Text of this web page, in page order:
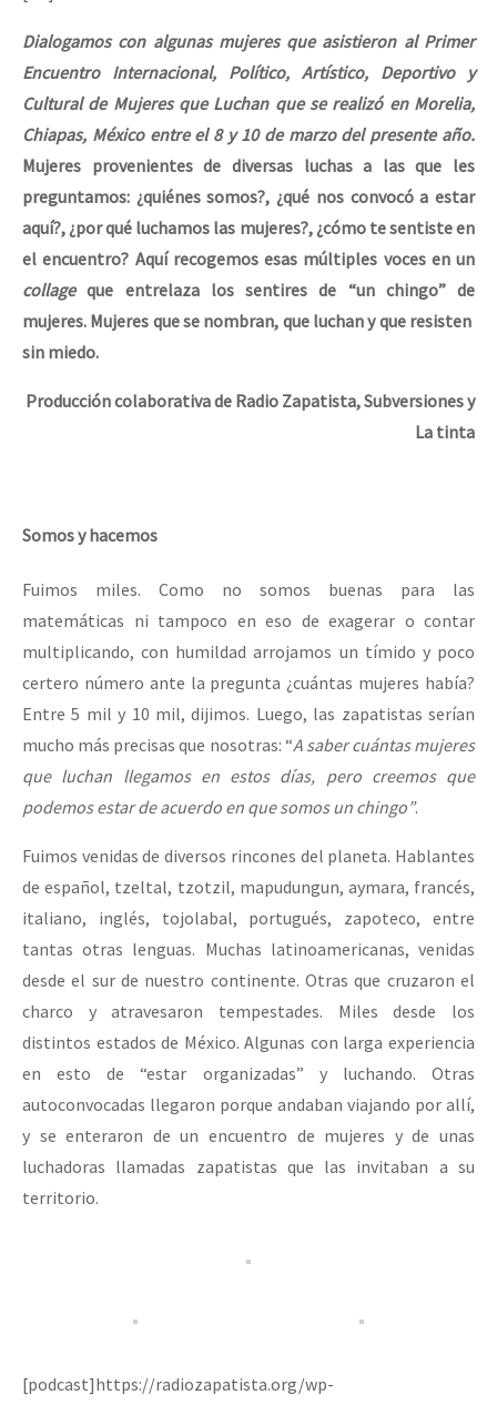
EZLN
La Sexta
AutonomÍa y Resistencia
Migración
Presos
Mujeres
Niñxs
ETIQUETAS
Otras secciones
Semillero Guerra contra la Humanidad. (Las poblaciones y
la naturaleza bajo asedio)
Libros para descargar
Medios Libres
COVID-19
Eventos
Contacto
[CDMX – 20 julio] Jornadas globales por la libertad de Jesús
“Sonhando a Terra do Bem Virá” se publica no Estado Espanhol
Dialogamos con algunas mujeres que asistieron al Primer
Encuentro Internacional, Político, Artístico, Deportivo y
Cultural de Mujeres que Luchan que se realizó en Morelia,
Chiapas, México entre el 8 y 10 de marzo del presente año.
Mujeres provenientes de diversas luchas a las que les
preguntamos: ¿quiénes somos?, ¿qué nos convocó a estar
aquí?, ¿por qué luchamos las mujeres?, ¿cómo te sentiste en
el encuentro? Aquí recogemos esas múltiples voces en un
collageque entrelaza los sentires de “un chingo” de
mujeres. Mujeres que se nombran, que luchan y que resisten
sin miedo.
Producción colaborativa de Radio Zapatista, Subversiones y
La tinta
Somos y hacemos
Fuimos miles. Como no somos buenas para las
matemáticas ni tampoco en eso de exagerar o contar
multiplicando, con humildad arrojamos un tímido y poco
certero número ante la pregunta ¿cuántas mujeres había?
Entre 5 mil y 10 mil, dijimos. Luego, las zapatistas serían
mucho más precisas que nosotras: “A saber cuántas mujeres
que luchan llegamos en estos días, pero creemos que
podemos estar de acuerdo en que somos un chingo”.
Fuimos venidas de diversos rincones del planeta. Hablantes
de español, tzeltal, tzotzil, mapudungun, aymara, francés,
italiano, inglés, tojolabal, portugués, zapoteco, entre
tantas otras lenguas. Muchas latinoamericanas, venidas
desde el sur de nuestro continente. Otras que cruzaron el
charco y atravesaron tempestades. Miles desde los
distintos estados de México. Algunas con larga experiencia
en esto de “estar organizadas” y luchando. Otras
autoconvocadas llegaron porque andaban viajando por allí,
y se enteraron de un encuentro de mujeres y de unas
luchadoras llamadas zapatistas que las invitaban a su
territorio.
[podcast]https://radiozapatista.org/wp-